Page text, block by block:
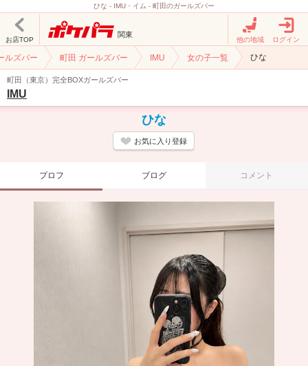
ひな - IMU・イム - 町田のガールズバー
お店TOP
関東
他の地域 ログイン
ルズバー 町田 ガールズバー IMU 女の子一覧 ひな
町田（東京）完全BOXガールズバー
IMU
ひな
お気に入り登録
プロフ ブログ コメント